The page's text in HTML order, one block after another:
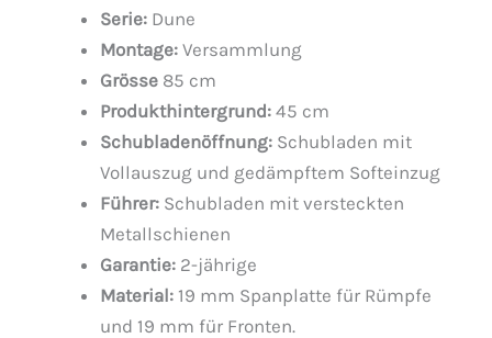
Serie: Dune
Montage: Versammlung
Grösse 85 cm
Produkthintergrund: 45 cm
Schubladenöffnung: Schubladen mit
Vollauszug und gedämpftem Softeinzug
Führer: Schubladen mit versteckten
Metallschienen
Garantie: 2-jährige
Material: 19 mm Spanplatte für Rümpfe
und 19 mm für Fronten.